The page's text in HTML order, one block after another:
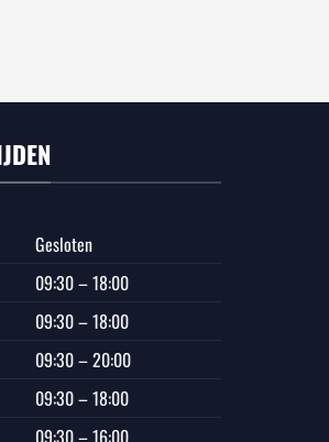
Gesloten
09:30 – 18:00
09:30 – 18:00
09:30 – 20:00
09:30 – 18:00
09:30 – 16:00